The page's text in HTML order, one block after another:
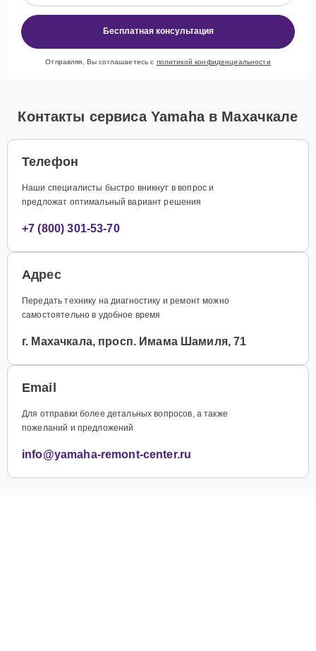
Бесплатная консультация
Отправляя, Вы соглашаетесь с политикой конфиденциальности
Контакты сервиса Yamaha в Махачкале
Телефон
Наши специалисты быстро вникнут в вопрос и
предложат оптимальный вариант решения
+7 (800) 301-53-70
Адрес
Передать технику на диагностику и ремонт можно
самостоятельно в удобное время
г. Махачкала, просп. Имама Шамиля, 71
Email
Для отправки более детальных вопросов, а также
пожеланий и предложений
info@yamaha-remont-center.ru